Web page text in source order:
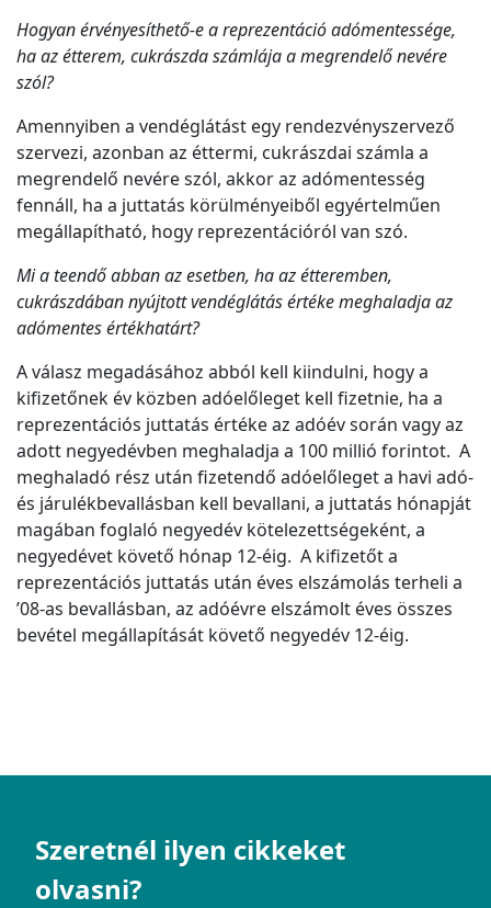
Hogyan érvényesíthető-e a reprezentáció adómentessége,
ha az étterem, cukrászda számlája a megrendelő nevére
szól?
Amennyiben a vendéglátást egy rendezvényszervező
szervezi, azonban az éttermi, cukrászdai számla a
megrendelő nevére szól, akkor az adómentesség
fennáll, ha a juttatás körülményeiből egyértelműen
megállapítható, hogy reprezentációról van szó.
Mi a teendő abban az esetben, ha az étteremben,
cukrászdában nyújtott vendéglátás értéke meghaladja az
adómentes értékhatárt?
A válasz megadásához abból kell kiindulni, hogy a
kifizetőnek év közben adóelőleget kell fizetnie, ha a
reprezentációs juttatás értéke az adóév során vagy az
adott negyedévben meghaladja a 100 millió forintot. A
meghaladó rész után fizetendő adóelőleget a havi adó-
és járulékbevallásban kell bevallani, a juttatás hónapját
magában foglaló negyedév kötelezettségeként, a
negyedévet követő hónap 12-éig. A kifizetőt a
reprezentációs juttatás után éves elszámolás terheli a
’08-as bevallásban, az adóévre elszámolt éves összes
bevétel megállapítását követő negyedév 12-éig.
Szeretnél ilyen cikkeket
olvasni?